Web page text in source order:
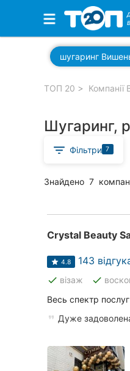
Обрані компанії
Стоматології
Ветеринарні клініки
Приватні клініки
Ресторани
Всі рубрики
Всі міста:
Житомир
шугаринг
ТОП 20 Компанії
Шугаринг,
Фільтри 7
Знайдено 7
Crystal Beauty
4.8 143
done візаж done
Весь спектр
Дуже